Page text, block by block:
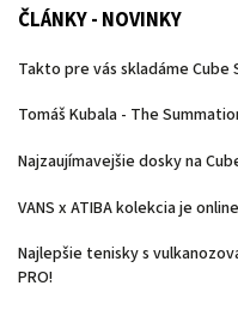
ČLÁNKY - NOVINKY
Takto pre vás skladáme
Tomáš Kubala - The
Najzaujímavejšie dosky na
VANS x ATIBA kolekcia je online
Najlepšie tenisky s
PRO!